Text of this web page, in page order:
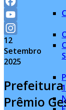
Facebook
YouTube
Channel
Instagram
12
Setembro
2025
Prefeitura
Prêmio